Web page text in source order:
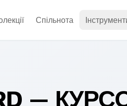
Спільнота
—